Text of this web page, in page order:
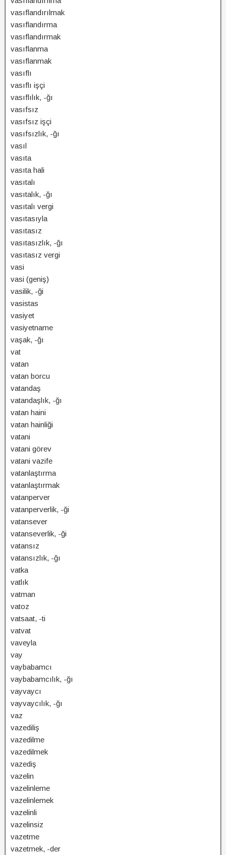
vasıflandırılmak
vasıflandırma
vasıflandırmak
vasıflanma
vasıflanmak
vasıflı
vasıflı işçi
vasıflılık, -ğı
vasıfsız
vasıfsız işçi
vasıfsızlık, -ğı
vasıl
vasıta
vasıta hali
vasıtalı
vasıtalık, -ğı
vasıtalı vergi
vasıtasıyla
vasıtasız
vasıtasızlık, -ğı
vasıtasız vergi
vasi
vasi (geniş)
vasilik, -ği
vasistas
vasiyet
vasiyetname
vaşak, -ğı
vat
vatan
vatan borcu
vatandaş
vatandaşlık, -ğı
vatan haini
vatan hainliği
vatani
vatani görev
vatani vazife
vatanlaştırma
vatanlaştırmak
vatanperver
vatanperverlik, -ği
vatansever
vatanseverlik, -ği
vatansız
vatansızlık, -ğı
vatka
vatlık
vatman
vatoz
vatsaat, -ti
vatvat
vaveyla
vay
vaybabamcı
vaybabamcılık, -ğı
vayvaycı
vayvaycılık, -ğı
vaz
vazediliş
vazedilme
vazedilmek
vazediş
vazelin
vazelinleme
vazelinlemek
vazelinli
vazelinsiz
vazetme
vazetmek, -der